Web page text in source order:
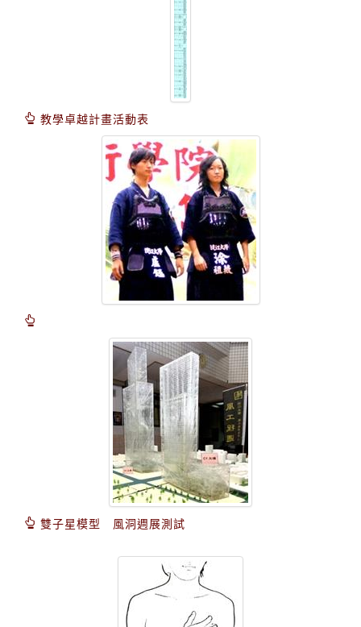
教學卓越計畫活動表
雙子星模型 風洞週展測試